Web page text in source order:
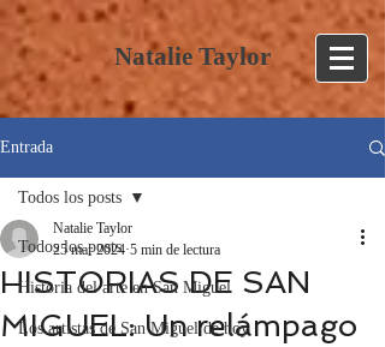
Natalie Taylor
Entrada
Todos los posts
Historia del arte en San Miguel
Los artistas de San Miguel de hoy
Todos los posts
HISTORIAS DE SAN
MIGUEL: Un relámpago
Natalie Taylor
25 mar 2024 5 min de lectura